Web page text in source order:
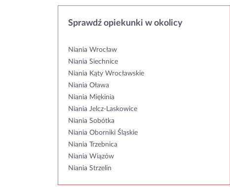
Sprawdź opiekunki w okolicy
Niania Wrocław
Niania Siechnice
Niania Kąty Wrocławskie
Niania Oława
Niania Miękinia
Niania Jelcz-Laskowice
Niania Sobótka
Niania Oborniki Śląskie
Niania Trzebnica
Niania Wiązów
Niania Strzelin